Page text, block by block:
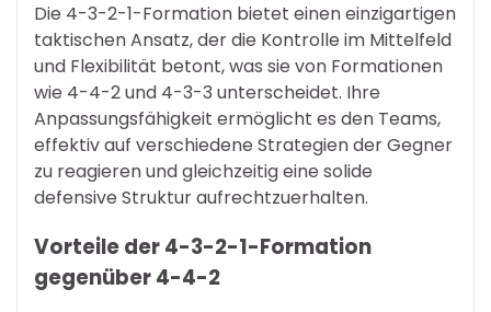
Die 4-3-2-1-Formation bietet einen einzigartigen
taktischen Ansatz, der die Kontrolle im Mittelfeld
und Flexibilität betont, was sie von Formationen
wie 4-4-2 und 4-3-3 unterscheidet. Ihre
Anpassungsfähigkeit ermöglicht es den Teams,
effektiv auf verschiedene Strategien der Gegner
zu reagieren und gleichzeitig eine solide
defensive Struktur aufrechtzuerhalten.
Vorteile der 4-3-2-1-Formation
gegenüber 4-4-2